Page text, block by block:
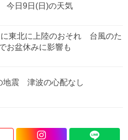
今日9日(日)の天気
東北に上陸のおそれ 台風のた
お盆休みに影響も
地震 津波の心配なし